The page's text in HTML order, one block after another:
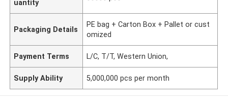
uantity
Packaging Details
PE bag + Carton Box + Pallet or cust
omized
Payment Terms L/C, T/T, Western Union,
Supply Ability 5,000,000 pcs per month